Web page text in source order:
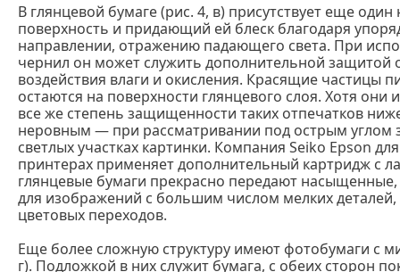
В глянцевой бумаге (рис. 4, в) присутствует еще
поверхность и придающий ей блеск благодаря
направлении, отражению падающего света. При
чернил он может служить дополнительной защитой
воздействия влаги и окисления. Красящие частицы
остаются на поверхности глянцевого слоя. Хотя
все же степень защищенности таких отпечатков
неровным — при рассматривании под острым углом
светлых участках картинки. Компания Seiko Epson
принтерах применяет дополнительный картридж с
глянцевые бумаги прекрасно передают
для изображений с большим числом мелких деталей,
цветовых переходов.
Еще более сложную структуру имеют фотобумаги с
г). Подложкой в них служит бумага, с обеих сторон